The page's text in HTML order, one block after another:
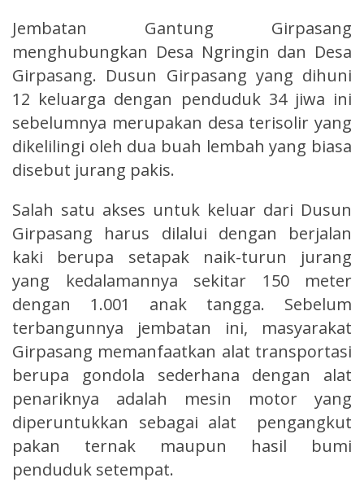
Jembatan Gantung Girpasang
menghubungkan Desa Ngringin dan Desa
Girpasang. Dusun Girpasang yang dihuni
12 keluarga dengan penduduk 34 jiwa ini
sebelumnya merupakan desa terisolir yang
dikelilingi oleh dua buah lembah yang biasa
disebut jurang pakis.
Salah satu akses untuk keluar dari Dusun
Girpasang harus dilalui dengan berjalan
kaki berupa setapak naik-turun jurang
yang kedalamannya sekitar 150 meter
dengan 1.001 anak tangga. Sebelum
terbangunnya jembatan ini, masyarakat
Girpasang memanfaatkan alat transportasi
berupa gondola sederhana dengan alat
penariknya adalah mesin motor yang
diperuntukkan sebagai alat pengangkut
pakan ternak maupun hasil bumi
penduduk setempat.